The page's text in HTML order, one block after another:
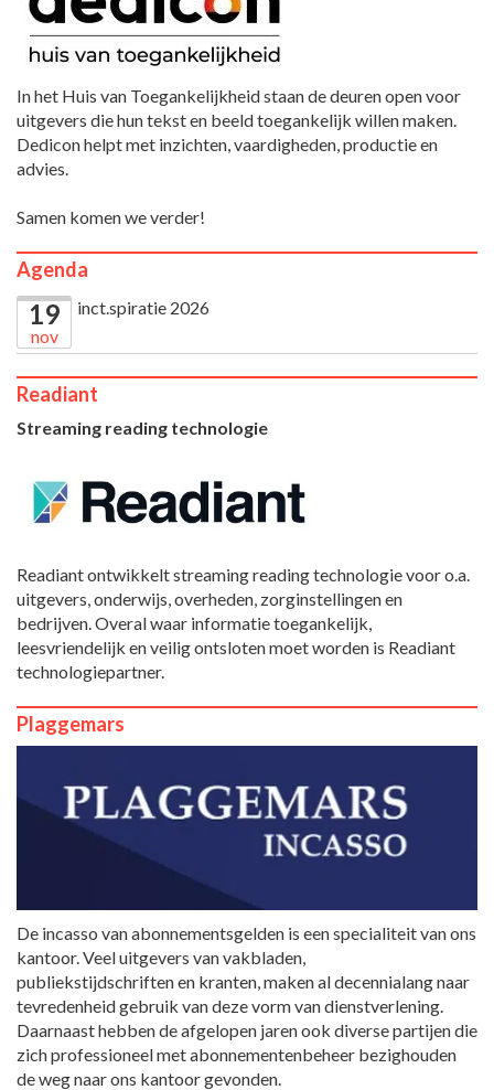
In het Huis van Toegankelijkheid staan de deuren open voor
uitgevers die hun tekst en beeld toegankelijk willen maken.
Dedicon helpt met inzichten, vaardigheden, productie en
advies.
Samen komen we verder!
Agenda
19
nov
inct.spiratie 2026
Readiant
Streaming reading technologie
Readiant ontwikkelt streaming reading technologie voor o.a.
uitgevers, onderwijs, overheden, zorginstellingen en
bedrijven. Overal waar informatie toegankelijk,
leesvriendelijk en veilig ontsloten moet worden is Readiant
technologiepartner.
Plaggemars
De incasso van abonnementsgelden is een specialiteit van ons
kantoor. Veel uitgevers van vakbladen,
publiekstijdschriften en kranten, maken al decennialang naar
tevredenheid gebruik van deze vorm van dienstverlening.
Daarnaast hebben de afgelopen jaren ook diverse partijen die
zich professioneel met abonnementenbeheer bezighouden
de weg naar ons kantoor gevonden.